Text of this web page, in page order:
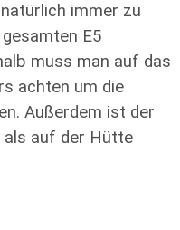
immer zu
E5
muss man auf das
achten um die
Außerdem ist der
als auf der Hütte